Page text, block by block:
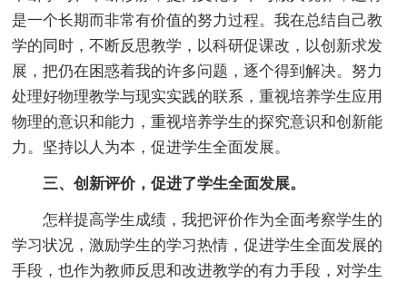
是一个长期而非常有价值的努力过程。我在总结自己教
学的同时，不断反思教学，以科研促课改，以创新求发
展，把仍在困惑着我的许多问题，逐个得到解决。努力
处理好物理教学与现实实践的联系，重视培养学生应用
物理的意识和能力，重视培养学生的探究意识和创新能
力。坚持以人为本，促进学生全面发展。
三、创新评价，促进了学生全面发展。
怎样提高学生成绩，我把评价作为全面考察学生的
学习状况，激励学生的学习热情，促进学生全面发展的
手段，也作为教师反思和改进教学的有力手段，对学生